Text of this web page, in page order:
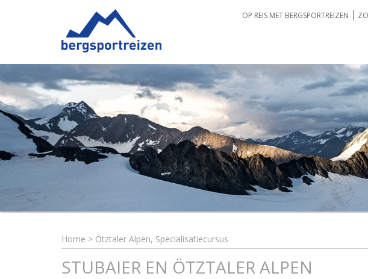
OP REIS MET BERGSPORTREIZEN
Home > Ötztaler Alpen, Specialisatiecursus
STUBAIER EN ÖTZTALER ALPEN